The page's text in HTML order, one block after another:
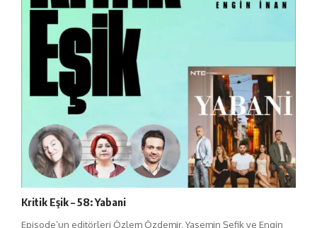
Kritik Eşik – 58: Yabani
Episode’un editörleri Özlem Özdemir, Yasemin Şefik ve Engin